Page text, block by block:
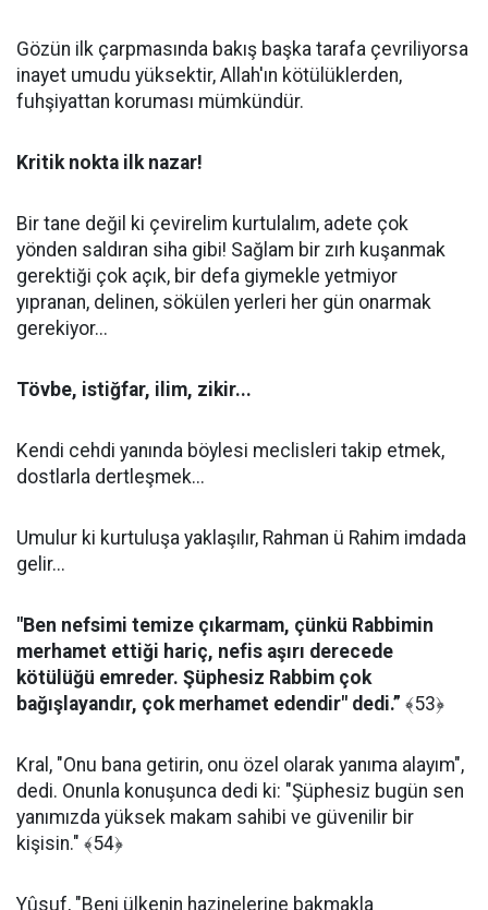
Gözün ilk çarpmasında bakış başka tarafa çevriliyorsa
inayet umudu yüksektir, Allah'ın kötülüklerden,
fuhşiyattan koruması mümkündür.
Kritik nokta ilk nazar!
Bir tane değil ki çevirelim kurtulalım, adete çok
yönden saldıran siha gibi! Sağlam bir zırh kuşanmak
gerektiği çok açık, bir defa giymekle yetmiyor
yıpranan, delinen, sökülen yerleri her gün onarmak
gerekiyor...
Tövbe, istiğfar, ilim, zikir...
Kendi cehdi yanında böylesi meclisleri takip etmek,
dostlarla dertleşmek...
Umulur ki kurtuluşa yaklaşılır, Rahman ü Rahim imdada
gelir...
"Ben nefsimi temize çıkarmam, çünkü Rabbimin
merhamet ettiği hariç, nefis aşırı derecede
kötülüğü emreder. Şüphesiz Rabbim çok
bağışlayandır, çok merhamet edendir" dedi.” ﴾53﴿
Kral, "Onu bana getirin, onu özel olarak yanıma alayım",
dedi. Onunla konuşunca dedi ki: "Şüphesiz bugün sen
yanımızda yüksek makam sahibi ve güvenilir bir
kişisin." ﴾54﴿
Yûsuf, "Beni ülkenin hazinelerine bakmakla